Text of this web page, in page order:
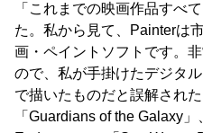
「これまでの映画作品すべ
た。私から見て、Painterは
画・ペイントソフトです。
ので、私が手掛けたデジタ
で描いたものだと誤解され
「Guardians of the Galaxy」